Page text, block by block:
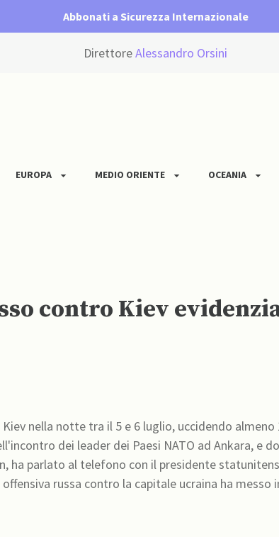
Abbonati a Sicurezza Internazionale
DirettoreAlessandro Orsini
EUROPA MEDIO ORIENTE OCEANIA
contro Kiev
nella notte tra il 5 e 6 luglio, uccidendo almeno
dei leader dei Paesi NATO ad Ankara, e
ha parlato al telefono con il presidente